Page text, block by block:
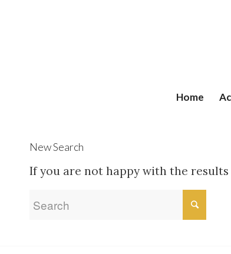
Home
New Search
If you are not happy with the